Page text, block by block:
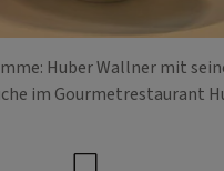
Huber Wallner mit
im Gourmetrestaurant